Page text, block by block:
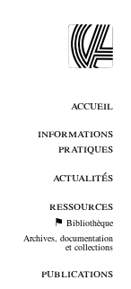
accueil
informations
pratiques
actualités
ressources
Bibliothèque
Archives, documentation
et collections
publications